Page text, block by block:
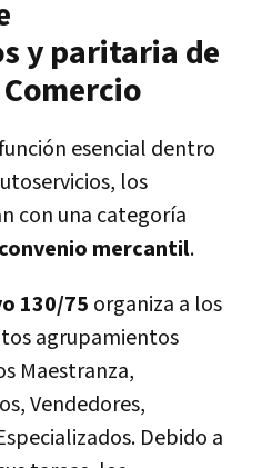
y paritaria de
esencial dentro
los
con una categoría
convenio mercantil.
130/75 organiza a los
agrupamientos
Maestranza,
Vendedores,
Debido a